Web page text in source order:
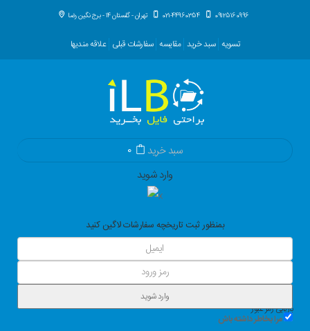
تهران - گلستان 14 - برج نگین رضا 021-44960354 09125160996
علاقه مندیها سفارشات قبلی مقایسه سبد خرید تسویه
سبد خرید 0
وارد شوید
بمنظور ثبت تاریخچه سفارشات لاگین کنید
وارد شوید
مرا بخاطر داشته باش
بازیابی رمز عبور